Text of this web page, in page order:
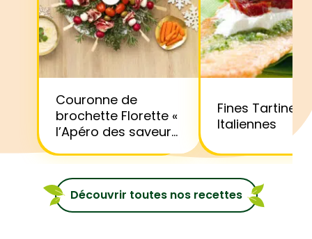
Couronne de
brochette Florette «
l’Apéro des saveurs
Fines Tartines
Italiennes
Découvrir toutes nos recettes